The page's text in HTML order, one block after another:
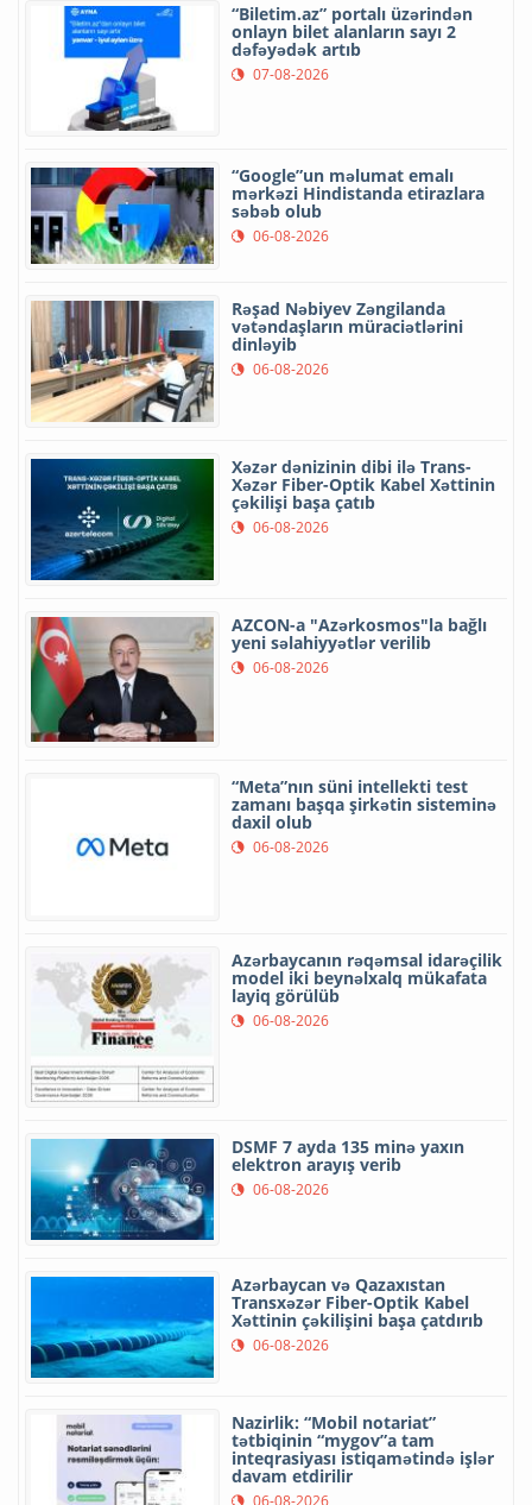
“Biletim.az” portalı üzərindən
onlayn bilet alanların sayı 2
dəfəyədək artıb
07-08-2026
“Google”un məlumat emalı
mərkəzi Hindistanda etirazlara
səbəb olub
06-08-2026
Rəşad Nəbiyev Zəngilanda
vətəndaşların müraciətlərini
dinləyib
06-08-2026
Xəzər dənizinin dibi ilə Trans-
Xəzər Fiber-Optik Kabel Xəttinin
çəkilişi başa çatıb
06-08-2026
AZCON-a "Azərkosmos"la bağlı
yeni səlahiyyətlər verilib
06-08-2026
“Meta”nın süni intellekti test
zamanı başqa şirkətin sisteminə
daxil olub
06-08-2026
Azərbaycanın rəqəmsal idarəçilik
model iki beynəlxalq mükafata
layiq görülüb
06-08-2026
DSMF 7 ayda 135 minə yaxın
elektron arayış verib
06-08-2026
Azərbaycan və Qazaxıstan
Transxəzər Fiber-Optik Kabel
Xəttinin çəkilişini başa çatdırıb
06-08-2026
Nazirlik: “Mobil notariat”
tətbiqinin “mygov”a tam
inteqrasiyası istiqamətində işlər
davam etdirilir
06-08-2026